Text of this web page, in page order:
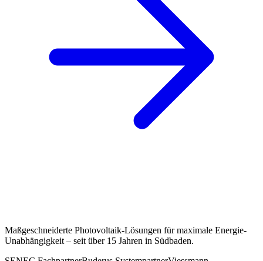
Maßgeschneiderte Photovoltaik-Lösungen für maximale Energie-
Unabhängigkeit – seit über 15 Jahren in Südbaden.